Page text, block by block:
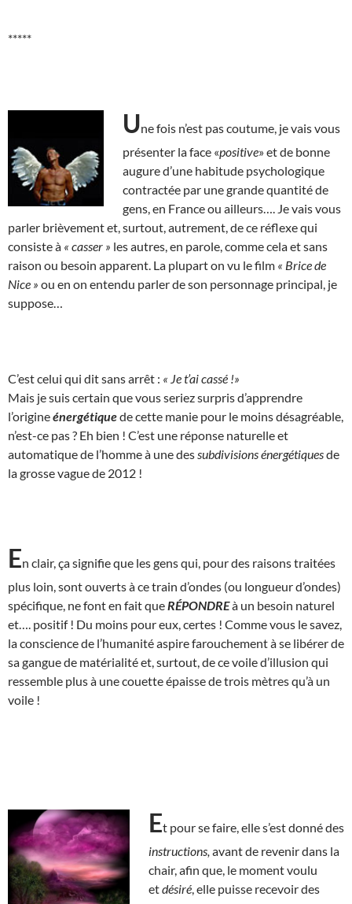
*****
Une fois n’est pas coutume, je vais vous
présenter la face «positive» et de bonne
augure d’une habitude psychologique
contractée par une grande quantité de
gens, en France ou ailleurs…. Je vais vous
parler brièvement et, surtout, autrement, de ce réflexe qui
consiste à « casser » les autres, en parole, comme cela et sans
raison ou besoin apparent. La plupart on vu le film « Brice de
Nice » ou en on entendu parler de son personnage principal, je
suppose…
C’est celui qui dit sans arrêt : « Je t’ai cassé !»
Mais je suis certain que vous seriez surpris d’apprendre
l’origineénergétiquede cette manie pour le moins désagréable,
n’est-ce pas ? Eh bien ! C’est une réponse naturelle et
automatique de l’homme à une des subdivisions énergétiquesde
la grosse vague de 2012 !
En clair, ça signifie que les gens qui, pour des raisons traitées
plus loin, sont ouverts à ce train d’ondes (ou longueur d’ondes)
spécifique, ne font en fait que RÉPONDREà un besoin naturel
et…. positif ! Du moins pour eux, certes ! Comme vous le savez,
la conscience de l’humanité aspire farouchement à se libérer de
sa gangue de matérialité et, surtout, de ce voile d’illusion qui
ressemble plus à une couette épaisse de trois mètres qu’à un
voile !
Et pour se faire, elle s’est donné des
instructions, avant de revenir dans la
chair, afin que, le moment voulu
etdésiré , elle puisse recevoir des